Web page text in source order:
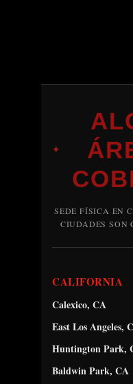
✦
SEDE FÍSICA EN
CIUDADES SON
CALIFORNIA
Calexico, CA
East Los Angeles,
Huntington Park,
Baldwin Park, CA